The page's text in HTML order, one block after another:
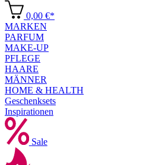
0,00 €*
MARKEN
PARFUM
MAKE-UP
PFLEGE
HAARE
MÄNNER
HOME & HEALTH
Geschenksets
Inspirationen
Sale